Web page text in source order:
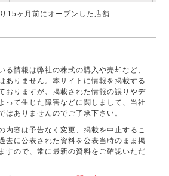
15ヶ月前にオープンした店舗
る情報は弊社の株式の購入や売却など、
ありません。本サイトに情報を掲載する
おりますが、掲載された情報の誤りやデ
って生じた障害などに関しまして、当社
はありませんのでご了承下さい。
内容は予告なく変更、掲載を中止するこ
去に公表された資料を公表当時のまま掲
すので、常に最新の資料をご確認いただ